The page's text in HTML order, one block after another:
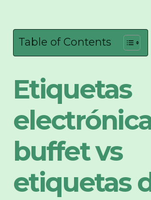
Table of Contents
Etiquetas
buffet vs
etiquetas